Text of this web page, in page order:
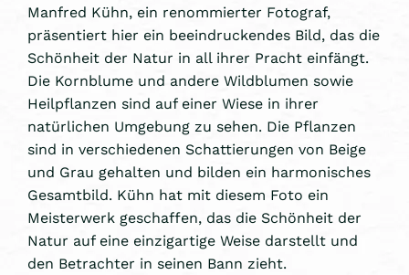
Manfred Kühn, ein renommierter Fotograf,
präsentiert hier ein beeindruckendes Bild, das die
Schönheit der Natur in all ihrer Pracht einfängt.
Die Kornblume und andere Wildblumen sowie
Heilpflanzen sind auf einer Wiese in ihrer
natürlichen Umgebung zu sehen. Die Pflanzen
sind in verschiedenen Schattierungen von Beige
und Grau gehalten und bilden ein harmonisches
Gesamtbild. Kühn hat mit diesem Foto ein
Meisterwerk geschaffen, das die Schönheit der
Natur auf eine einzigartige Weise darstellt und
den Betrachter in seinen Bann zieht.